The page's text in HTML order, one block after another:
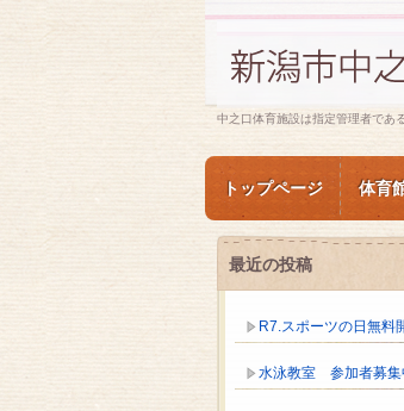
中之口体育施設は指定管理者であ
トップページ 体育
最近の投稿
R7.スポーツの日無料
水泳教室 参加者募集